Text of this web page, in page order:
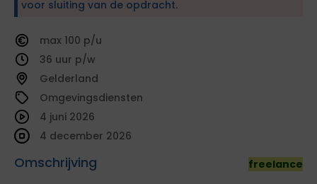
voor sluiting van de opdracht.
100
36
Gelderland
Omgevingsdiensten
Omschrijving freelance
4 juni 2026
4 december 2026